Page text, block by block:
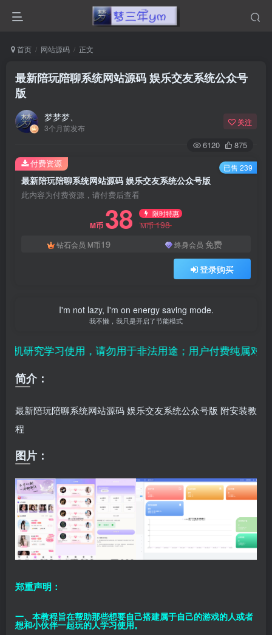
首页 网站源码 正文
最新陪玩陪聊系统网站源码 娱乐交友系统公众号
版
梦梦梦、
3个月前发布
关注
6120 875
最新陪玩陪聊系统网站源码 娱乐交友系统公众号版
此内容为付费资源，请付费后查看
M币 38 限时特惠
M币198
钻石会员 M币19 终身会员 免费
登录购买
付费资源 已售 239
I'm not lazy, I'm on energy saving mode.
我不懒，我只是开启了节能模式
研究学习使用，请勿用于非法用途；用户付费纯属对平
简介：
最新陪玩陪聊系统网站源码 娱乐交友系统公众号版 附安装教
程
图片：
郑重声明：
一、本教程旨在帮助那些想要自己搭建属于自己的游戏的人或者
想和小伙伴一起玩的人学习使用。